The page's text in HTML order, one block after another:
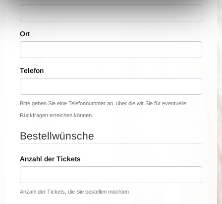
Ort
Telefon
Bitte geben Sie eine Telefonnummer an, über die wir Sie für eventuelle
Rückfragen erreichen können.
Bestellwünsche
Anzahl der Tickets
Anzahl der Tickets, die Sie bestellen möchten